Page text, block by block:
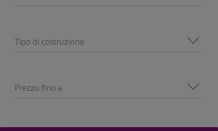
Tipo di costruzione
Prezzo fino a